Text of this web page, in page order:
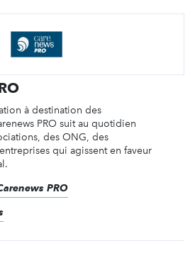
à destination des
PRO suit au quotidien
des ONG, des
qui agissent en faveur
PRO